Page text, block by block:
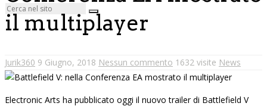
il multiplayer
Jurik360 9 Giugno, 2018 Nessun commento 1632 visite News
Electronic Arts ha pubblicato oggi il nuovo trailer di Battlefield V